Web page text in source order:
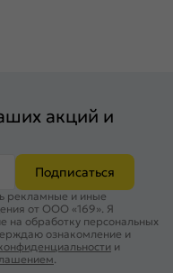
акций и
Подписаться
рекламные и иные
от ООО «169». Я
на обработку персональных
ознакомление и
и